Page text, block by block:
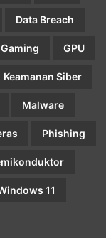
Data Breach
Gaming GPU
Keamanan Siber
Malware
Phishing
11